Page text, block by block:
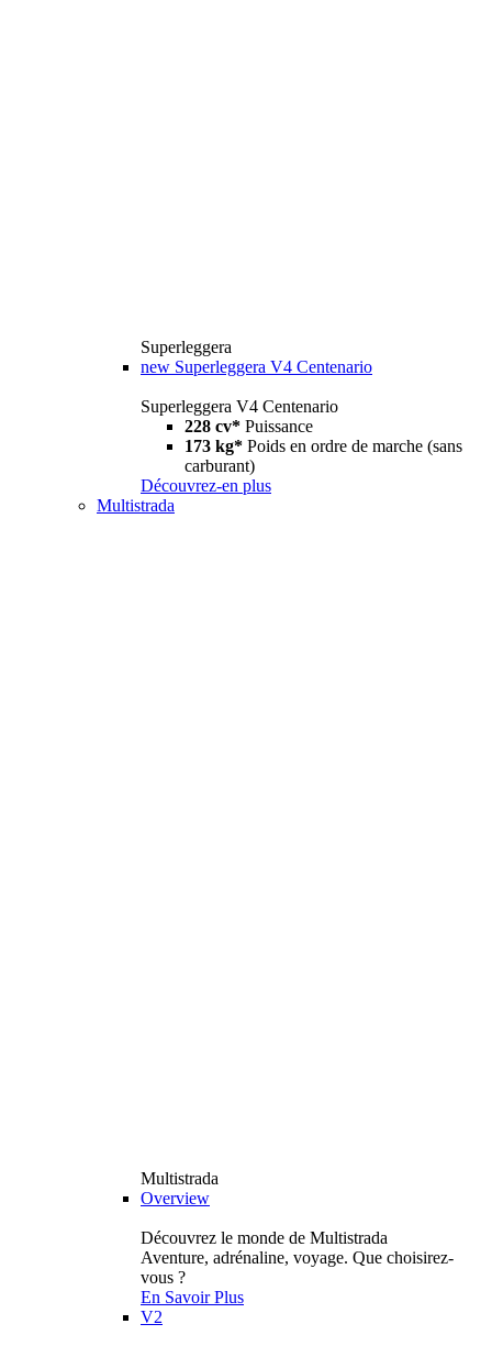
Superleggera
new Superleggera V4 Centenario
Superleggera V4 Centenario
228 cv* Puissance
173 kg* Poids en ordre de marche (sans
carburant)
Découvrez-en plus
Multistrada
Multistrada
Overview
Découvrez le monde de Multistrada
Aventure, adrénaline, voyage. Que choisirez-
vous ?
En Savoir Plus
V2